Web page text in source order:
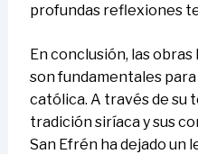
profundas reflexiones
En conclusión, las
son fundamentales
católica. A través de su
tradición siríaca y sus
San Efrén ha dejado un